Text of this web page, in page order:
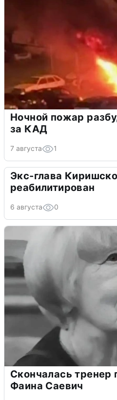
Ночной пожар
за КАД
7 августа 1
Экс-глава
реабилитирован
6 августа 0
Скончалась тренер
Фаина Саевич